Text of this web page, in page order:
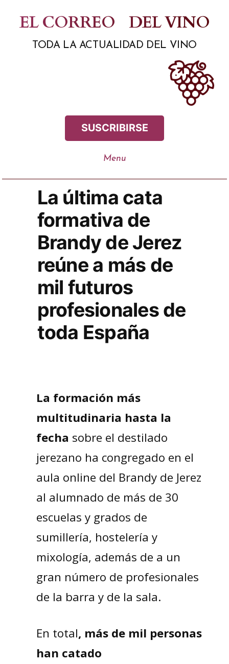
contenido
EL CORREO DEL VINO
TODA LA ACTUALIDAD DEL VINO
SUSCRIBIRSE
La última cata
formativa de
Brandy de Jerez
reúne a más de
mil futuros
profesionales de
toda España
La formación más
multitudinaria hasta la
fecha sobre el destilado
jerezano ha congregado en el
aula online del Brandy de Jerez
al alumnado de más de 30
escuelas y grados de
sumillería, hostelería y
mixología, además de a un
gran número de profesionales
de la barra y de la sala.
En total, más de mil personas
han catado